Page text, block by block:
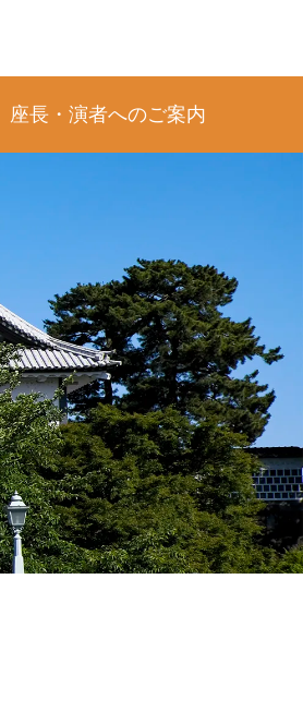
座長・演者へのご案内